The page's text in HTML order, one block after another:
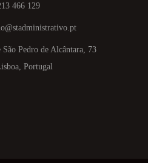
466 129
São Pedro de Alcântara, 73
Portugal